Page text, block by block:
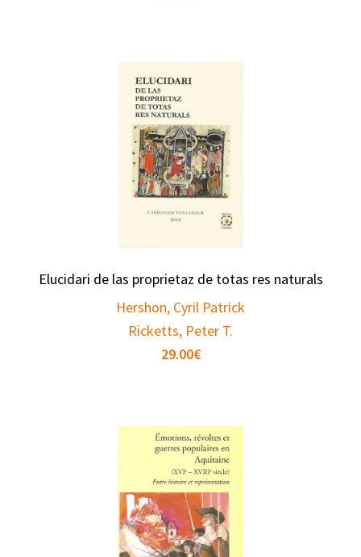
Elucidari de las proprietaz de totas res naturals
Hershon, Cyril Patrick
Ricketts, Peter T.
29.00€